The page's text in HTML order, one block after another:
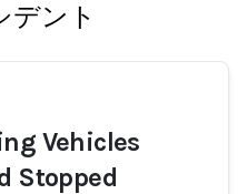
デント
Vehicles
Stopped